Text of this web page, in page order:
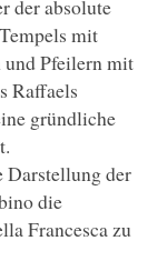
der absolute
mit
und Pfeilern mit
Raffaels
gründliche
Darstellung der
die
Francesca zu